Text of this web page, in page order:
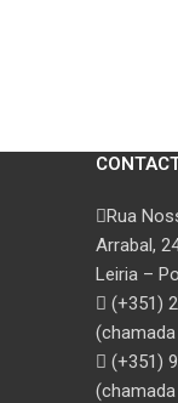
Rua
Arrabal,
Leiria –
(+351)
(+351)